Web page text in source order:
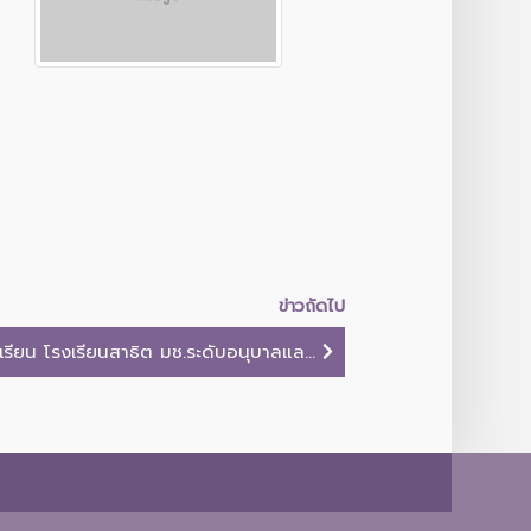
ข่าวถัดไป
ยน โรงเรียนสาธิต มช.ระดับอนุบาลแล...